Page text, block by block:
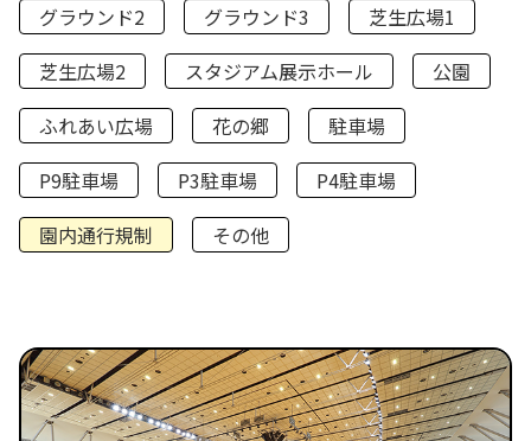
グラウンド2
グラウンド3
芝生広場1
芝生広場2
スタジアム展示ホール
公園
ふれあい広場
花の郷
駐車場
P9駐車場
P3駐車場
P4駐車場
園内通行規制
その他